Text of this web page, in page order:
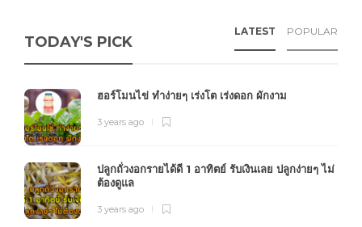
TODAY'S PICK
LATEST POPULAR
ฮอร์โมนไข่ ทำง่ายๆ เร่งโต เร่งดอก ผักงาม
3 years ago
ปลูกถั่วงอกรายได้ดี 1 อาทิตย์ รับเงินเลย ปลูกง่ายๆ ไม่
ต้องดูแล
3 years ago